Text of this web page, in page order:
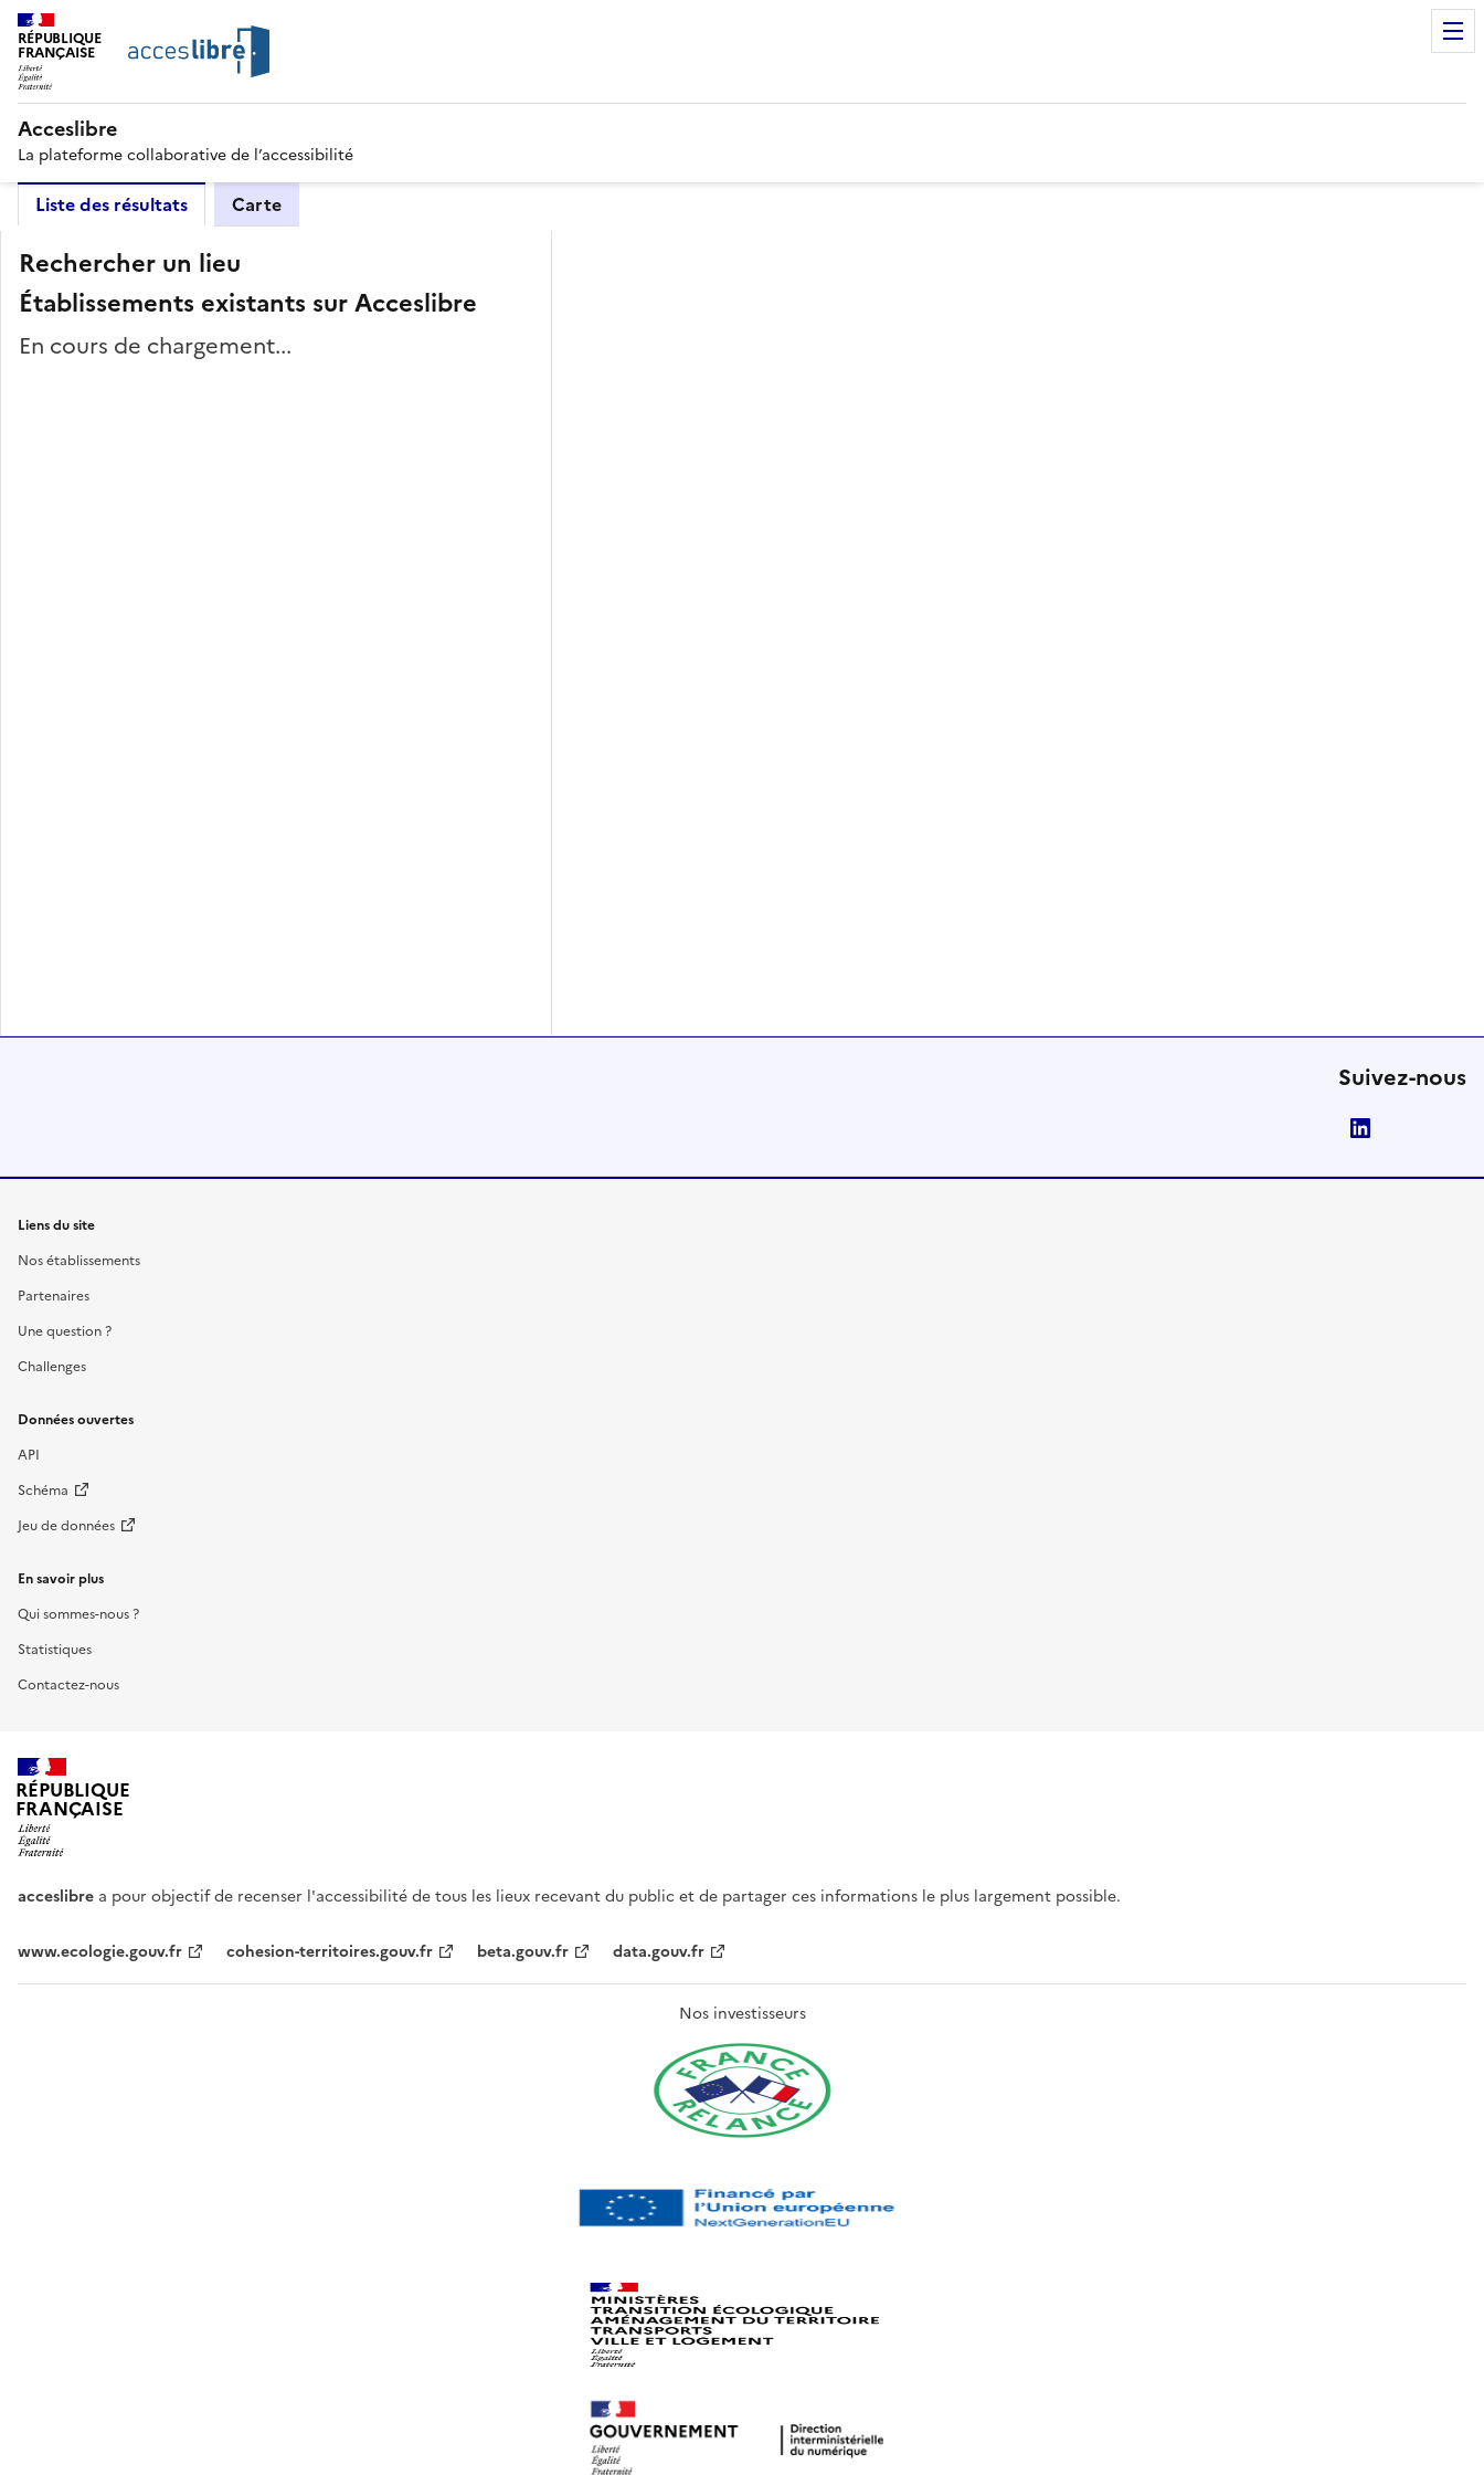
RÉPUBLIQUE
FRANÇAISE
Acceslibre
La plateforme collaborative de l’accessibilité
Liste des résultats Carte
Rechercher un lieu
Établissements existants sur Acceslibre
En cours de chargement...
Suivez-nous
Liens du site
Nos établissements
Partenaires
Une question ?
Challenges
Données ouvertes
API
Schéma
Jeu de données
En savoir plus
Qui sommes-nous ?
Statistiques
Contactez-nous
RÉPUBLIQUE
FRANÇAISE
acceslibre a pour objectif de recenser l'accessibilité de tous les lieux recevant du public et de partager ces informations le plus largement possible.
www.ecologie.gouv.fr cohesion-territoires.gouv.fr beta.gouv.fr data.gouv.fr
Nos investisseurs